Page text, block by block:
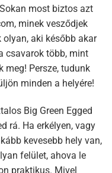
most biztos azt
minek vesződjek
olyan, aki később akar
csavarok több, mint
meg! Persze, tudunk
minden a helyére!
Big Green Egged
rá. Ha erkélyen, vagy
kevesebb hely van,
felület, ahova le
praktikus. Mivel